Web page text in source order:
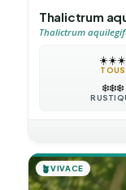
Thalictrum
Thalictrum
☀️☀️☀️
TOUS
❄️❄️❄️
🪴VIVACE